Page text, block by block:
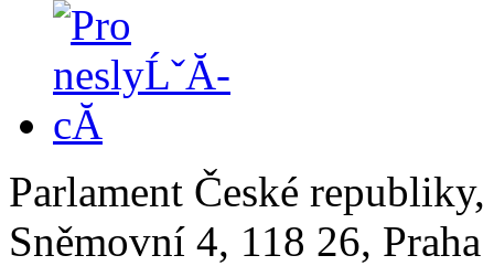
Parlament České
Sněmovní 4, 118 26,